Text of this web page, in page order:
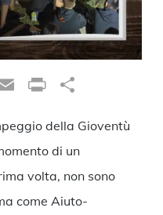
EmailPrint
della Gioventù
di un
volta, non sono
come Aiuto-